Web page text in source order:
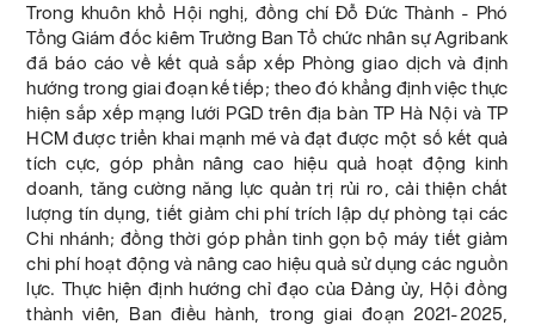
Trong khuôn khổ Hội nghị, đồng chí Đỗ Đức Thành - Phó
Tổng Giám đốc kiêm Trưởng Ban Tổ chức nhân sự Agribank
đã báo cáo về kết quả sắp xếp Phòng giao dịch và định
hướng trong giai đoạn kế tiếp; theo đó khẳng định việc thực
hiện sắp xếp mạng lưới PGD trên địa bàn TP Hà Nội và TP
HCM được triển khai mạnh mẽ và đạt được một số kết quả
tích cực, góp phần nâng cao hiệu quả hoạt động kinh
doanh, tăng cường năng lực quản trị rủi ro, cải thiện chất
lượng tín dụng, tiết giảm chi phí trích lập dự phòng tại các
Chi nhánh; đồng thời góp phần tinh gọn bộ máy tiết giảm
chi phí hoạt động và nâng cao hiệu quả sử dụng các nguồn
lực. Thực hiện định hướng chỉ đạo của Đảng ủy, Hội đồng
thành viên, Ban điều hành, trong giai đoạn 2021-2025,